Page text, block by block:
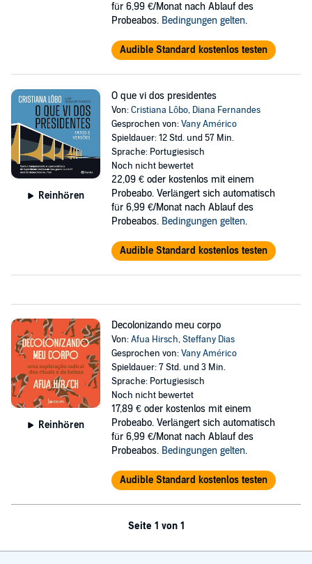
für 6,99 €/Monat nach Ablauf des
Probeabos. Bedingungen gelten.
Audible Standard kostenlos testen
Reinhören
O que vi dos presidentes
Von:Cristiana Lôbo, Diana Fernandes
Gesprochen von:Vany Américo
Spieldauer: 12 Std. und 57 Min.
Sprache: Portugiesisch
Noch nicht bewertet
22,09 € oder kostenlos mit einem
Probeabo. Verlängert sich automatisch
für 6,99 €/Monat nach Ablauf des
Probeabos. Bedingungen gelten.
Audible Standard kostenlos testen
Reinhören
Decolonizando meu corpo
Von:Afua Hirsch,Steffany Dias
Gesprochen von:Vany Américo
Spieldauer: 7 Std. und 3 Min.
Sprache: Portugiesisch
Noch nicht bewertet
17,89 € oder kostenlos mit einem
Probeabo. Verlängert sich automatisch
für 6,99 €/Monat nach Ablauf des
Probeabos. Bedingungen gelten.
Audible Standard kostenlos testen
Seite 1 von 1